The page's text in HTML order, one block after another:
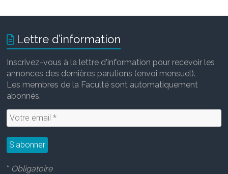
Lettre d’information
Inscrivez-vous à la lettre d'information pour recevoir les
annonces des dernières parutions (envoi mensuel).
Les membres de la Faculté sont automatiquement
abonnés.
* Obligatoire